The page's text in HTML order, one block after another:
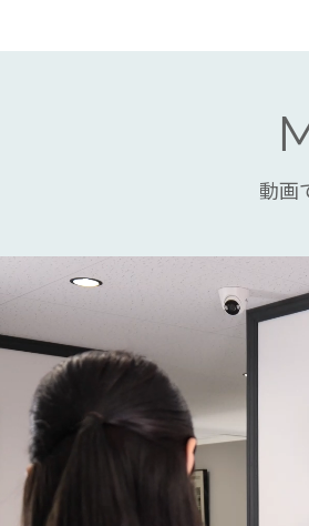
動画